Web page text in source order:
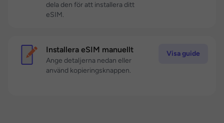
dela den för att installera ditt
eSIM.
Installera eSIM manuellt
Ange detaljerna nedan eller
använd kopieringsknappen.
Visa guide